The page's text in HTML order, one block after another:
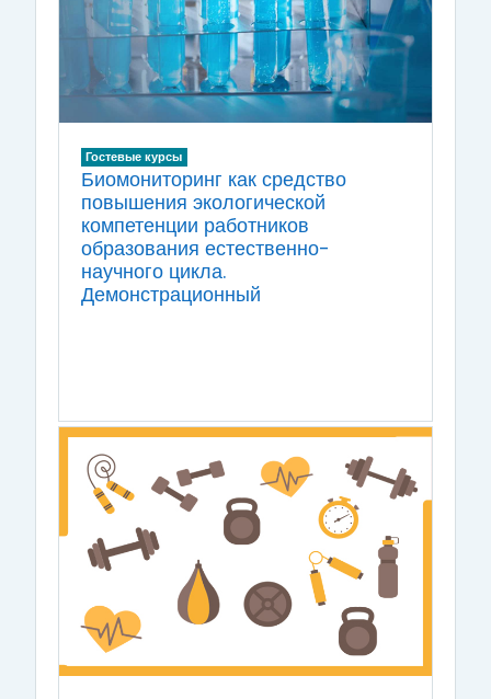
Гостевые курсы
Биомониторинг как средство
повышения экологической
компетенции работников
образования естественно-
научного цикла.
Демонстрационный